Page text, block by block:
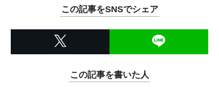
この記事をSNSでシェア
この記事を書いた人